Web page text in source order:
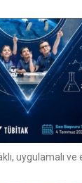
uygulamalı